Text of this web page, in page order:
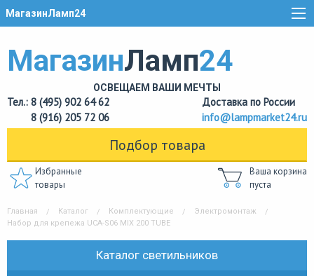
МагазинЛамп24
МагазинЛамп24
ОСВЕЩАЕМ ВАШИ МЕЧТЫ
Тел.: 8 (495) 902 64 62
8 (916) 205 72 06
Доставка по России
info@lampmarket24.ru
Подбор товара
Избранные
товары
Ваша корзина
пуста
Главная Каталог Комплектующие
Электромонтаж
Набор для крепежа UCA-S06 MIX 200 TUBE
Каталог светильников